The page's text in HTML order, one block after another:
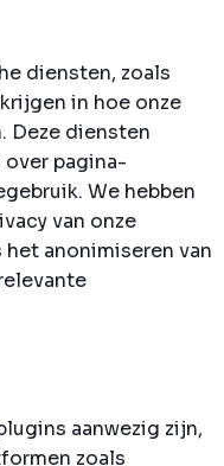
diensten, zoals
in hoe onze
Deze diensten
over pagina-
We hebben
van onze
anonimiseren van
aanwezig zijn,
zoals